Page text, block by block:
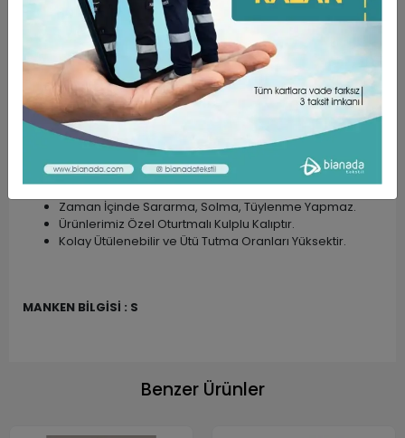
ÜRÜN ÖZELLİKLERİ ;
Kumaş Türü Alpaka’dır. (%75 Poly + %25 Viscon)
TAKMA KOLDUR.
Kumaşlarımız ÖZEL DOKUMA Kumaşlardır.
Dokunuşu Yumuşak, Yüksek Oranda Nefes Alabilen
Rahat Bir Kumaş Türüdür.
Zaman İçinde Sararma, Solma, Tüylenme Yapmaz.
Ürünlerimiz Özel Oturtmalı Kulplu Kalıptır.
Kolay Ütülenebilir ve Ütü Tutma Oranları Yüksektir.
MANKEN BİLGİSİ : S
Benzer Ürünler